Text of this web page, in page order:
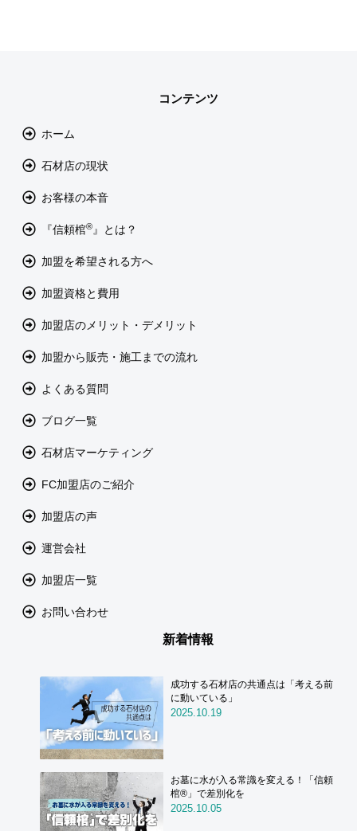
コンテンツ
ホーム
石材店の現状
お客様の本音
『信頼棺® 』とは？
加盟を希望される方へ
加盟資格と費用
加盟店のメリット・デメリット
加盟から販売・施工までの流れ
よくある質問
ブログ一覧
石材店マーケティング
FC加盟店のご紹介
加盟店の声
運営会社
加盟店一覧
お問い合わせ
新着情報
成功する石材店の共通点は「考える前
に動いている」
2025.10.19
お墓に水が入る常識を変える！「信頼
棺®」で差別化を
2025.10.05